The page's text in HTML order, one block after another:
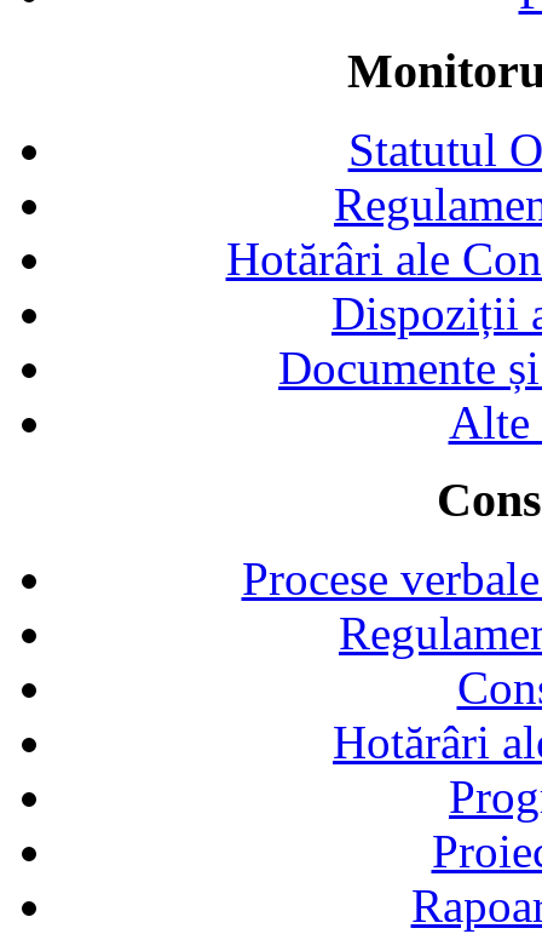
Statutul
Hotărâri ale
Dispoziții
Documente
Alte
Procese
Hotărâri